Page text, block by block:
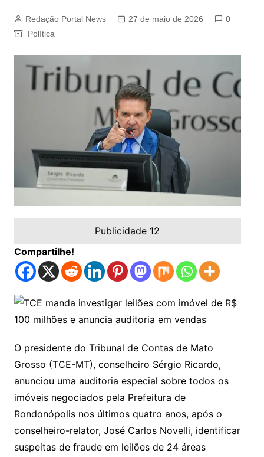
Redação Portal News 27 de maio de 2026
0
Política
Publicidade 12
Compartilhe!
O presidente do Tribunal de Contas de Mato
Grosso (TCE-MT), conselheiro Sérgio Ricardo,
anunciou uma auditoria especial sobre todos os
imóveis negociados pela Prefeitura de
Rondonópolis nos últimos quatro anos, após o
conselheiro-relator, José Carlos Novelli, identificar
suspeitas de fraude em leilões de 24 áreas